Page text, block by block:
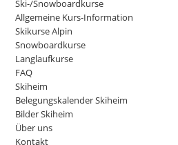
Ski-/Snowboardkurse
Allgemeine Kurs-Information
Skikurse Alpin
Snowboardkurse
Langlaufkurse
FAQ
Skiheim
Belegungskalender Skiheim
Bilder Skiheim
Über uns
Kontakt